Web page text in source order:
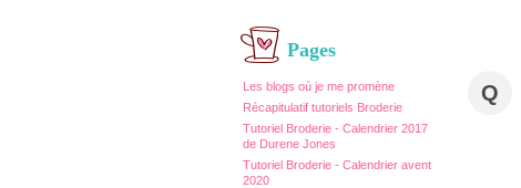
Pages
Les blogs où je me promène
Récapitulatif tutoriels Broderie
Tutoriel Broderie - Calendrier 2017
de Durene Jones
Tutoriel Broderie - Calendrier avent
2020
Q